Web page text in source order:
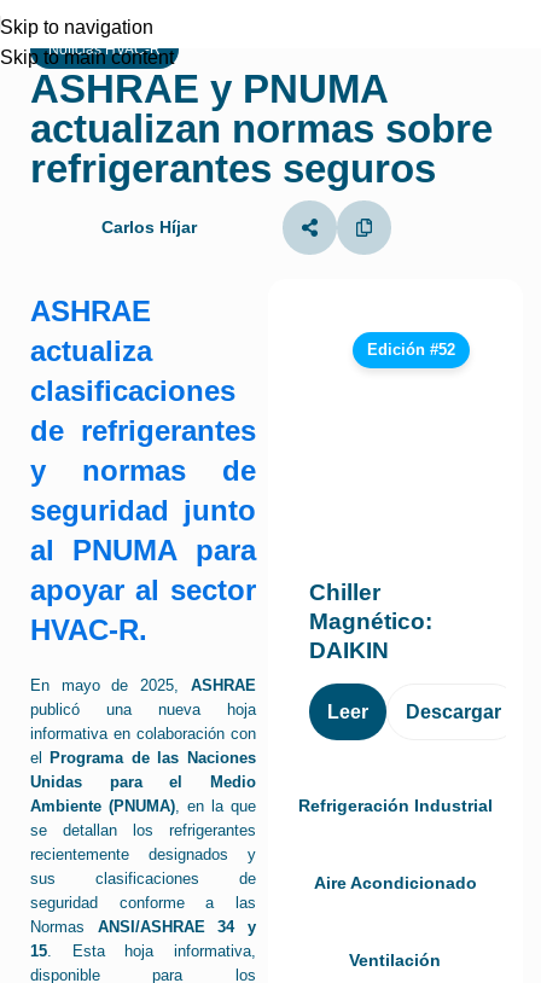
Skip to navigation
Skip to main content
Noticias HVAC-R
ASHRAE y PNUMA
actualizan normas sobre
refrigerantes seguros
Carlos Híjar
ASHRAE
actualiza
clasificaciones
de refrigerantes
y normas de
seguridad junto
al PNUMA para
apoyar al sector
HVAC-R.
En mayo de 2025, ASHRAE
publicó una nueva hoja
informativa en colaboración con
el
Programa de las Naciones
Unidas para el Medio
Ambiente (PNUMA), en la que
se detallan los refrigerantes
recientemente designados y
sus clasificaciones de
seguridad conforme a las
Normas ANSI/ASHRAE 34 y
15. Esta hoja informativa,
disponible para los
Edición #52
Chiller
Magnético:
DAIKIN
Leer Descargar
Refrigeración Industrial
Aire Acondicionado
Ventilación